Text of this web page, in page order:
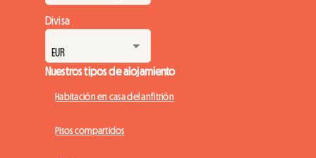
Divisa
Nuestros tipos de alojamiento
Habitación en casa del anfitrión
Pisos compartidos